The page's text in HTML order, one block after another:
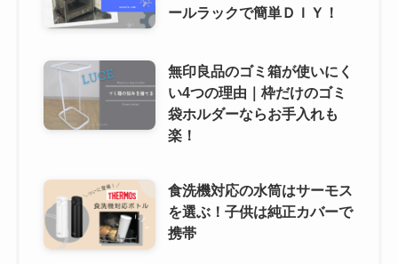
ールラックで簡単ＤＩＹ！
無印良品のゴミ箱が使いにく
い4つの理由｜枠だけのゴミ
袋ホルダーならお手入れも
楽！
食洗機対応の水筒はサーモス
を選ぶ！子供は純正カバーで
携帯